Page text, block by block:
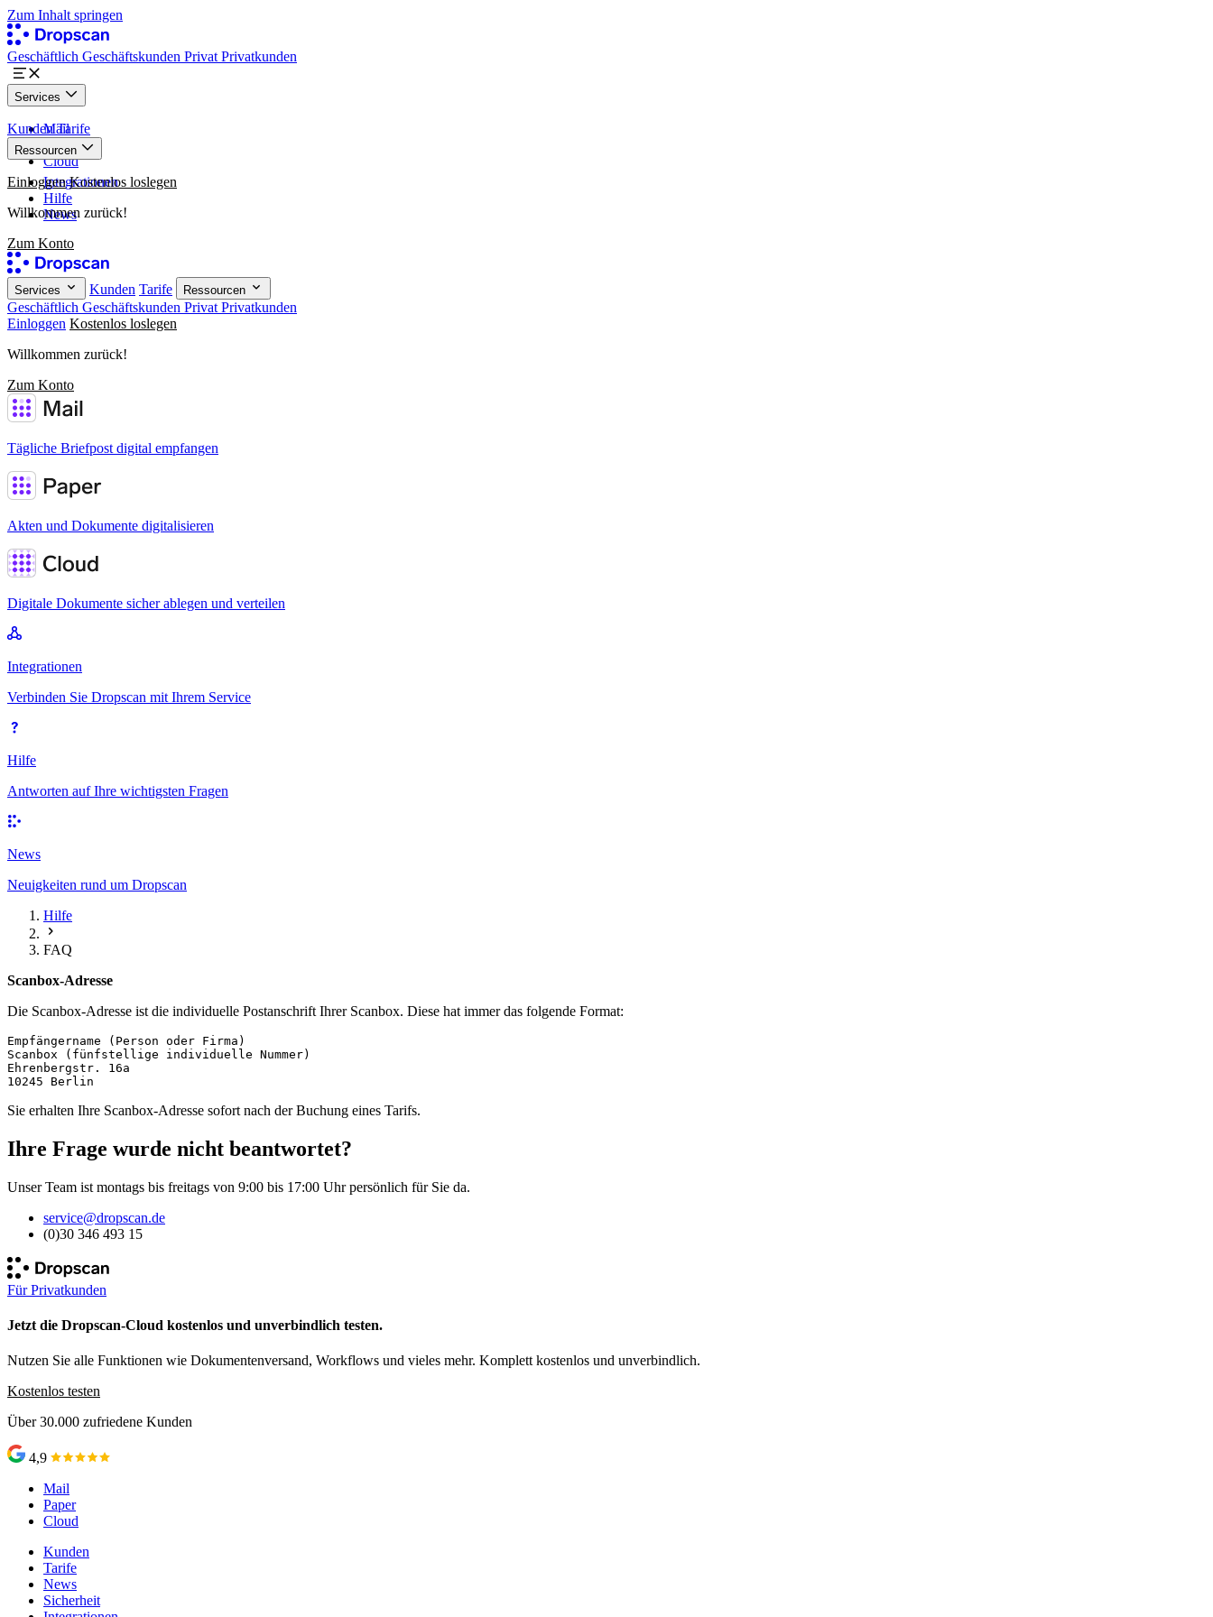
Zum Inhalt springen
Geschäftlich Geschäftskunden Privat Privatkunden
Services
Mail
Paper
Cloud
Kunden Tarife
Ressourcen
Integrationen
Hilfe
News
Einloggen Kostenlos loslegen
Willkommen zurück!
Zum Konto
Services Kunden Tarife Ressourcen
Geschäftlich Geschäftskunden Privat Privatkunden
Einloggen Kostenlos loslegen
Willkommen zurück!
Zum Konto
Tägliche Briefpost digital empfangen
Akten und Dokumente digitalisieren
Digitale Dokumente sicher ablegen und verteilen
Integrationen
Verbinden Sie Dropscan mit Ihrem Service
Hilfe
Antworten auf Ihre wichtigsten Fragen
News
Neuigkeiten rund um Dropscan
Hilfe
FAQ
Scanbox-Adresse
Die Scanbox-Adresse ist die individuelle Postanschrift Ihrer Scanbox. Diese hat immer das folgende Format:
Empfängername (Person oder Firma)
Scanbox (fünfstellige individuelle Nummer)
Ehrenbergstr. 16a
Sie erhalten Ihre Scanbox-Adresse sofort nach der Buchung eines Tarifs.
Ihre Frage wurde nicht beantwortet?
Unser Team ist montags bis freitags von 9:00 bis 17:00 Uhr persönlich für Sie da.
service@dropscan.de
(0)30 346 493 15
Für Privatkunden
Jetzt die Dropscan-Cloud kostenlos und unverbindlich testen.
Nutzen Sie alle Funktionen wie Dokumentenversand, Workflows und vieles mehr. Komplett kostenlos und unverbindlich.
Kostenlos testen
Über 30.000 zufriedene Kunden
4,9
Mail
Paper
Cloud
Kunden
Tarife
News
Sicherheit